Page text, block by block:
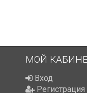
МОЙ
Вход
Регистрация